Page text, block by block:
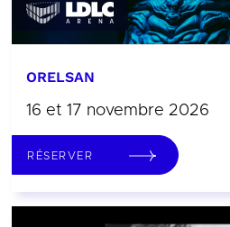
ORELSAN
16 et 17 novembre 2026
RÉSERVER